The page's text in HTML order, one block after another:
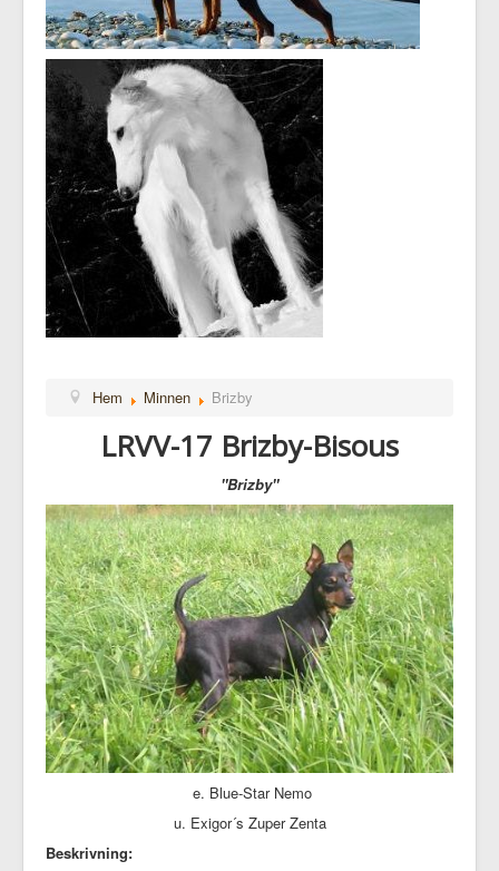
Hem Minnen Brizby
LRVV-17 Brizby-Bisous
"Brizby"
e. Blue-Star Nemo
u. Exigor´s Zuper Zenta
Beskrivning: